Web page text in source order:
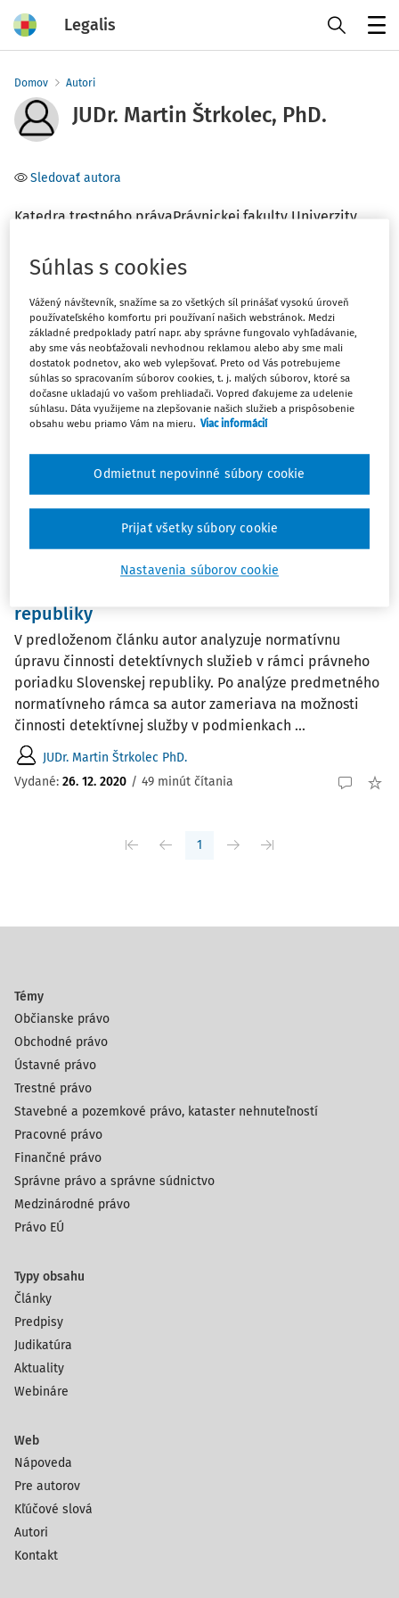
Legalis
Domov Autori
JUDr. Martin Štrkolec, PhD.
Sledovať autora
Katedra trestného právaPrávnickej fakulty Univerzity
Trestné právo(1)
Filter
Počet vyhľadaných dokumentov:1
Zoradiť podľa:
Najstaršie
Možnosti a zákonné limity činnosti
detektívnych služieb v rámci trestného
republiky
V predloženom článku autor analyzuje normatívnu
úpravu činnosti detektívnych služieb v rámci právneho
poriadku Slovenskej republiky. Po analýze predmetného
normatívneho rámca sa autor zameriava na možnosti
činnosti detektívnej služby v podmienkach ...
JUDr. Martin Štrkolec PhD.
Vydané: 26. 12. 2020 / 49 minút čítania
1
Témy
Občianske právo
Obchodné právo
Ústavné právo
Trestné právo
Stavebné a pozemkové právo, kataster nehnuteľností
Pracovné právo
Finančné právo
Správne právo a správne súdnictvo
Medzinárodné právo
Právo EÚ
Typy obsahu
Články
Predpisy
Judikatúra
Aktuality
Webináre
Web
Nápoveda
Pre autorov
Kľúčové slová
Autori
Kontakt
Súhlas s cookies
Vážený návštevník, snažíme sa zo všetkých síl prinášať vysokú úroveň
používateľského komfortu pri používaní našich webstránok. Medzi
základné predpoklady patrí napr. aby správne fungovalo vyhľadávanie,
aby sme vás neobťažovali nevhodnou reklamou alebo aby sme mali
dostatok podnetov, ako web vylepšovať. Preto od Vás potrebujeme
súhlas so spracovaním súborov cookies, t. j. malých súborov, ktoré sa
dočasne ukladajú vo vašom prehliadači. Vopred ďakujeme za udelenie
súhlasu. Dáta využijeme na zlepšovanie našich služieb a prispôsobenie
obsahu webu priamo Vám na mieru. Viac informácií
Nastavenia súborov cookie
Odmietnut nepovinné súbory cookie
Prijať všetky súbory cookie